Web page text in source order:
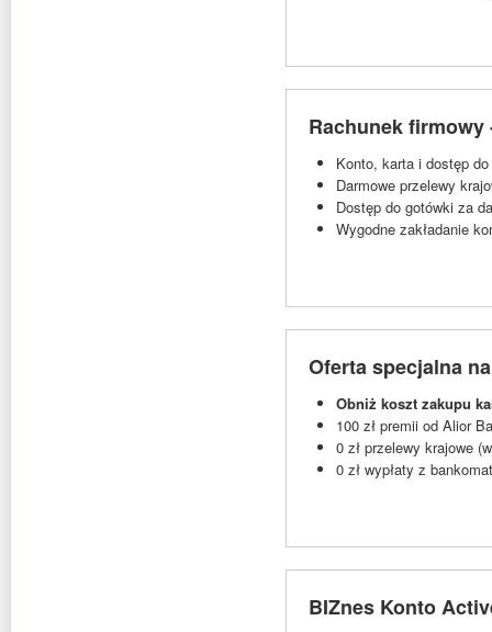
Rachunek firmowy
Konto, karta i dostęp
Darmowe przelewy
Dostęp do gotówki za
Wygodne zakładanie
Oferta specjalna
Obniż koszt zakupu
100 zł premii od Alior
0 zł przelewy krajowe
0 zł wypłaty z
BIZnes Konto